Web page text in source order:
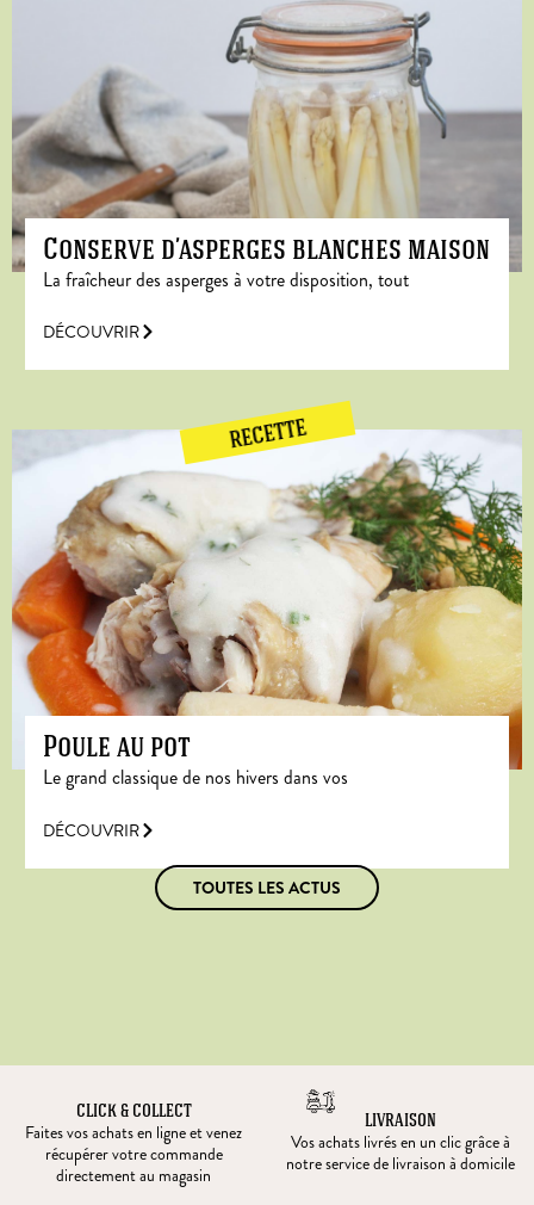
Conserve d’asperges blanches maison
La fraîcheur des asperges à votre disposition, tout
DÉCOUVRIR
RECETTE
Poule au pot
Le grand classique de nos hivers dans vos
DÉCOUVRIR
TOUTES LES ACTUS
CLICK & COLLECT
Faites vos achats en ligne et venez
récupérer votre commande
directement au magasin
LIVRAISON
Vos achats livrés en un clic grâce à
notre service de livraison à domicile